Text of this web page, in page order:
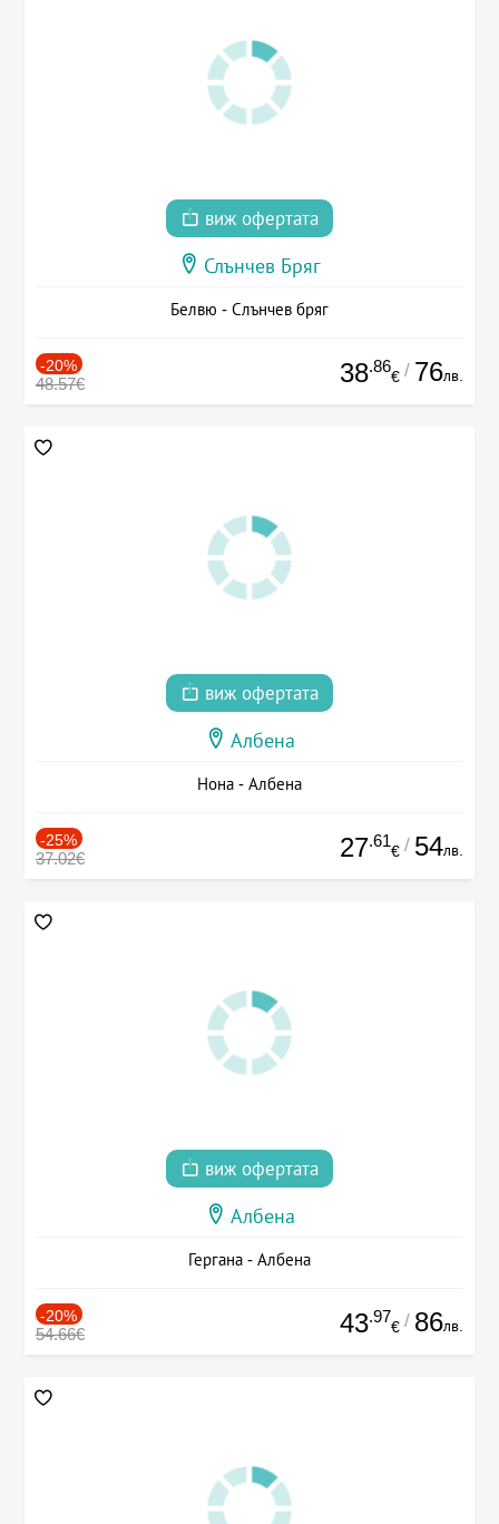
виж офертата
Слънчев Бряг
Белвю - Слънчев бряг
-20%
48.57€ 38.86
€ / 76лв.
виж офертата
Албена
Нона - Албена
-25%
37.02€ 27.61
€ / 54лв.
виж офертата
Албена
Гергана - Албена
-20%
54.66€ 43.97
€ / 86лв.